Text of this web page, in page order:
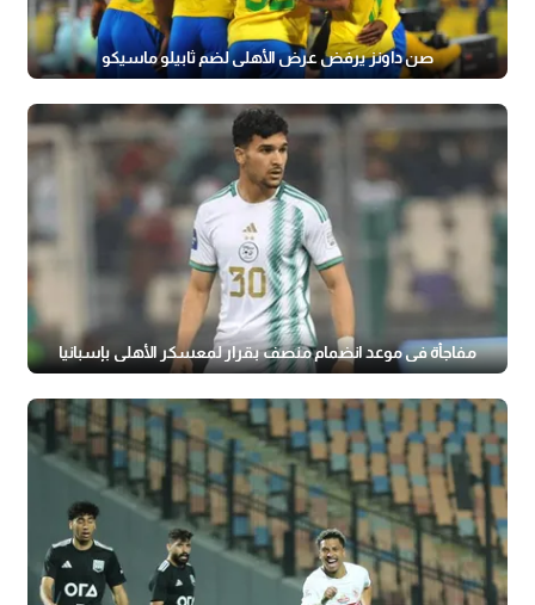
صن داونز يرفض عرض الأهلي لضم ثابيلو ماسيكو
مفاجأة في موعد انضمام منصف بقرار لمعسكر الأهلي بإسبانيا